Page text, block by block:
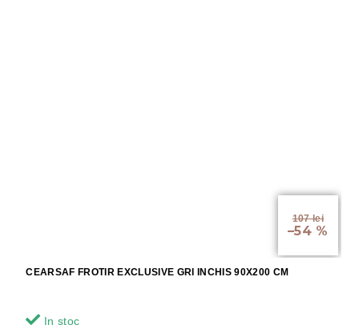
107 lei
–54 %
CEARSAF FROTIR EXCLUSIVE GRI INCHIS 90X200 CM
In stoc